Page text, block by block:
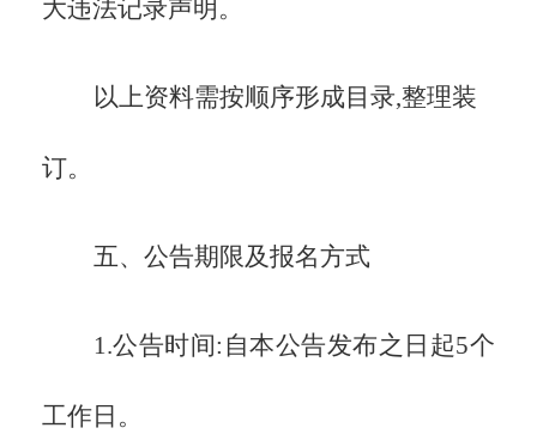
大违法记录声明。
以上资料需按顺序形成目录,整理装
订。
五、公告期限及报名方式
1.公告时间:自本公告发布之日起5个
工作日。